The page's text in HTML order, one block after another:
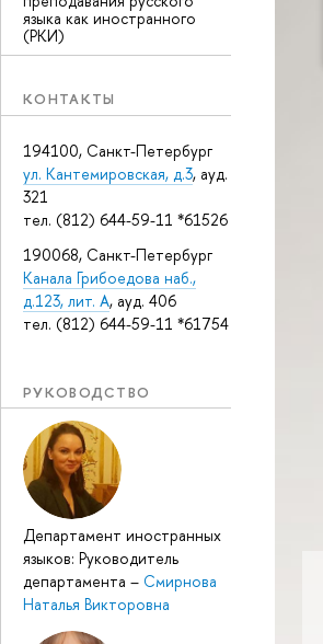
языка как иностранного
(РКИ)
КОНТАКТЫ
194100, Санкт-Петербург
ул. Кантемировская, д.3, ауд.
321
тел. (812) 644-59-11 *61526
190068, Санкт-Петербург
Канала Грибоедова наб.,
д.123, лит. А, ауд. 406
тел. (812) 644-59-11 *61754
РУКОВОДСТВО
Департамент иностранных
языков: Руководитель
департамента – Смирнова
Наталья Викторовна